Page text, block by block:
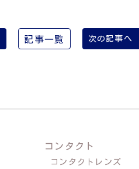
記事一覧 次の記事へ
コンタクト
コンタクトレンズ